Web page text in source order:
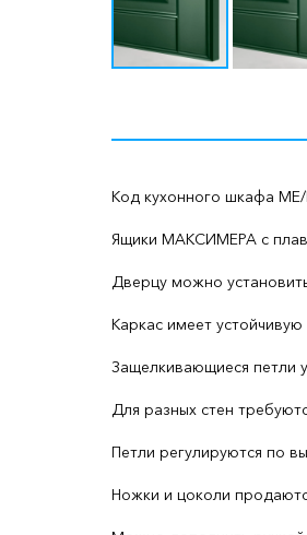
Код кухонного шкафа
Ящики МАКСИМЕРА с
Дверцу можно
Каркас имеет
Защелкивающиеся петли
Для разных стен
Петли регулируются по
Ножки и цоколи